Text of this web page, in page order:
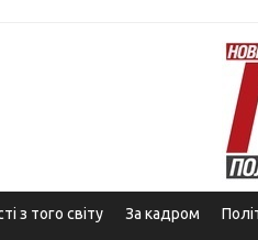
з того світу За кадром